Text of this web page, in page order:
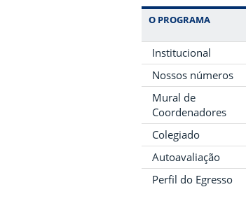
O PROGRAMA
Institucional
Nossos números
Mural de
Coordenadores
Colegiado
Autoavaliação
Perfil do Egresso